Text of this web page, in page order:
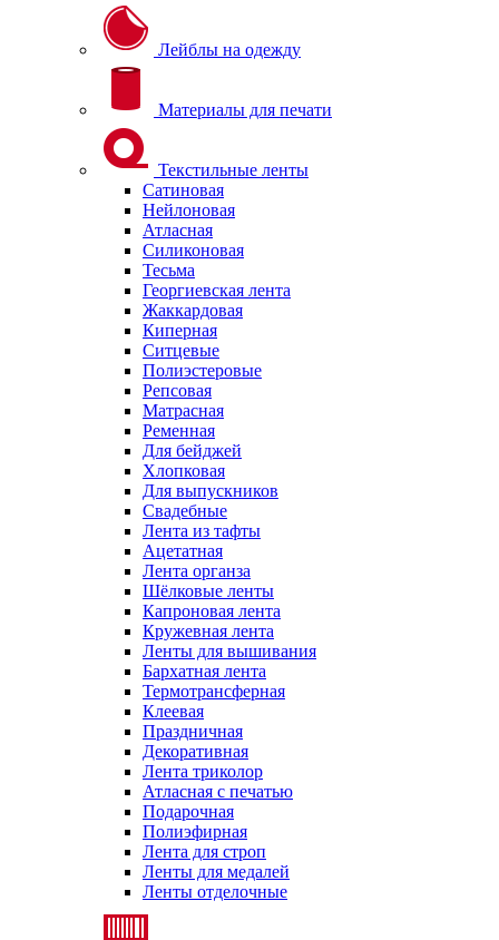
Лейблы на одежду
Материалы для печати
Текстильные ленты
Сатиновая
Нейлоновая
Атласная
Силиконовая
Тесьма
Георгиевская лента
Жаккардовая
Киперная
Ситцевые
Полиэстеровые
Репсовая
Матрасная
Ременная
Для бейджей
Хлопковая
Для выпускников
Свадебные
Лента из тафты
Ацетатная
Лента органза
Шёлковые ленты
Капроновая лента
Кружевная лента
Ленты для вышивания
Бархатная лента
Термотрансферная
Клеевая
Праздничная
Декоративная
Лента триколор
Атласная с печатью
Подарочная
Полиэфирная
Лента для строп
Ленты для медалей
Ленты отделочные